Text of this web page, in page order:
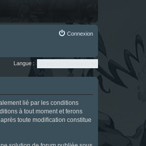
Connexion
Langue :
lié par les conditions
à tout moment et ferons
toute modification constitue